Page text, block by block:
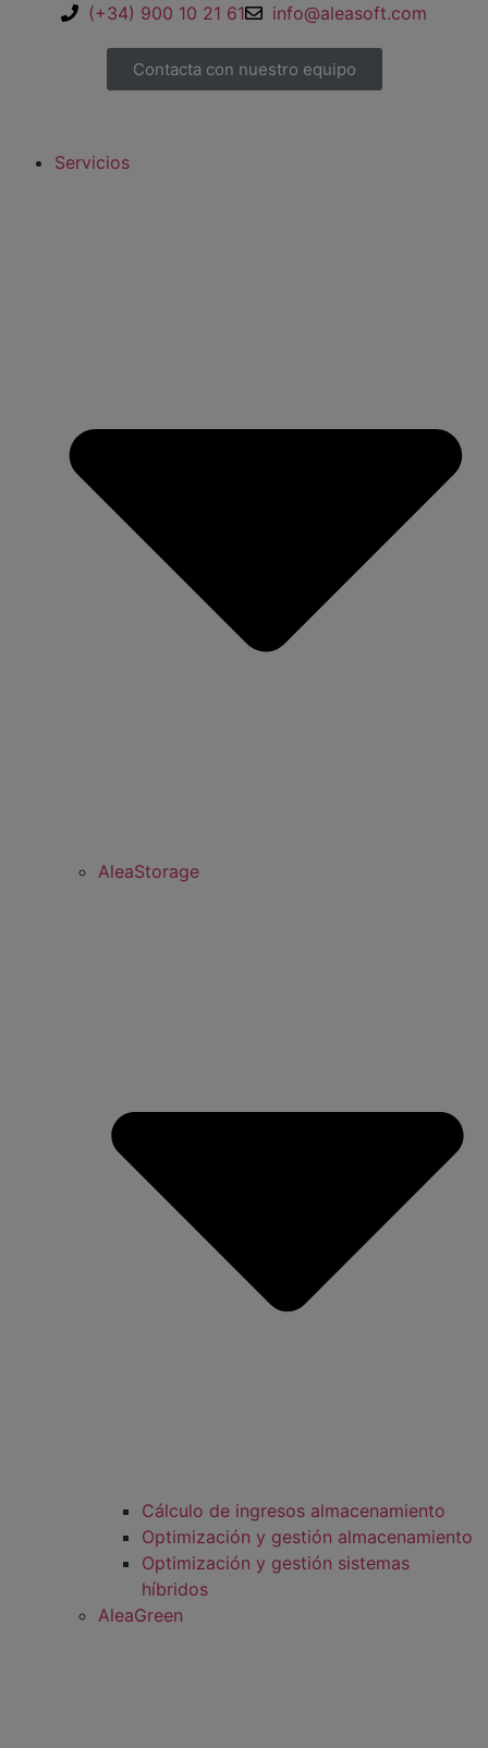
(+34) 900 10 21 61 info@aleasoft.com
Contacta con nuestro equipo
Servicios
AleaStorage
Cálculo de ingresos almacenamiento
Optimización y gestión almacenamiento
Optimización y gestión sistemas
híbridos
AleaGreen